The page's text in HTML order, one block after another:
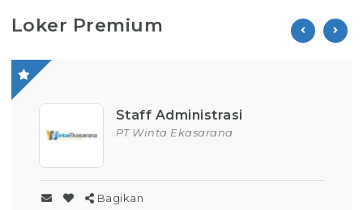
Loker Premium
Staff Administrasi
PT Winta Ekasarana
Bagikan